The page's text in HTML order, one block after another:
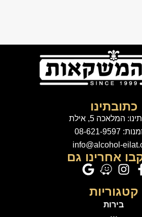
כתובתינו
המלאכה 5, אילת
08-621-9597
info@alcohol-
אחרינו גם
קטגוריות
בירות